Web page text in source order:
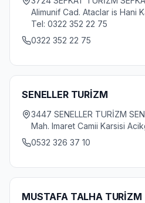
Alimunif Cad. Ataclar is Hani
Tel: 0322 352 22 75
0322 352 22 75
SENELLER TURİZM
3447 SENELLER TURİZM
Mah. Imaret Camii Karsisi
0532 326 37 10
MUSTAFA TALHA TURİZM